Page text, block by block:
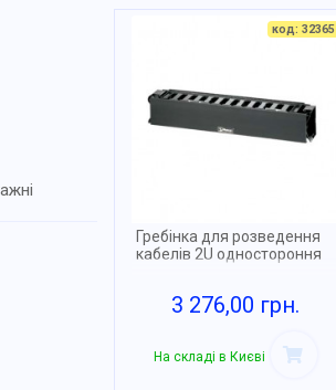
код: 32365
Гребінка для розведення
кабелів 2U одностороння
3 276,00 грн.
На складі в Києві